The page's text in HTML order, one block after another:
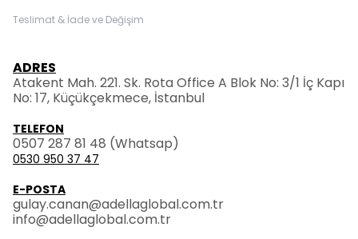
Teslimat & İade ve Değişim
ADRES
Atakent Mah. 221. Sk. Rota Office A Blok No: 3/1 İç Kapı
No: 17, Küçükçekmece, İstanbul
TELEFON
0507 287 81 48 (Whatsap)
0530 950 37 47
E-POSTA
gulay.canan@adellaglobal.com.tr
info@adellaglobal.com.tr